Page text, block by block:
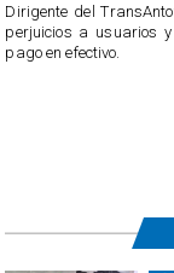
​Dirigente del
perjuicios a usuarios
pago en efectivo.